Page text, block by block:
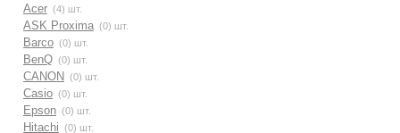
Acer (4) шт.
ASK Proxima (0) шт.
Barco (0) шт.
BenQ (0) шт.
CANON (0) шт.
Casio (0) шт.
Epson (0) шт.
Hitachi (0) шт.